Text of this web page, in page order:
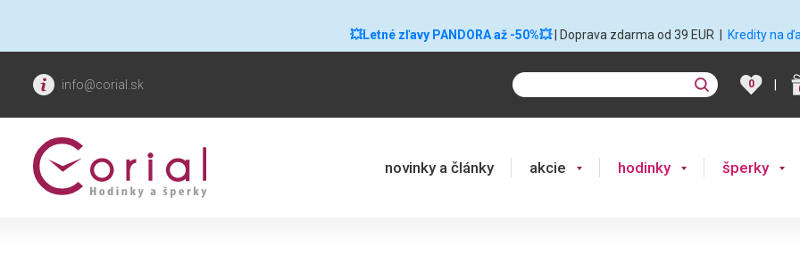
💥Letné zľavy PANDORA až -50%💥 | Doprava zdarma od 39 EUR Kredity na
info@corial.sk 0 |
novinky a články akcie hodinky šperky